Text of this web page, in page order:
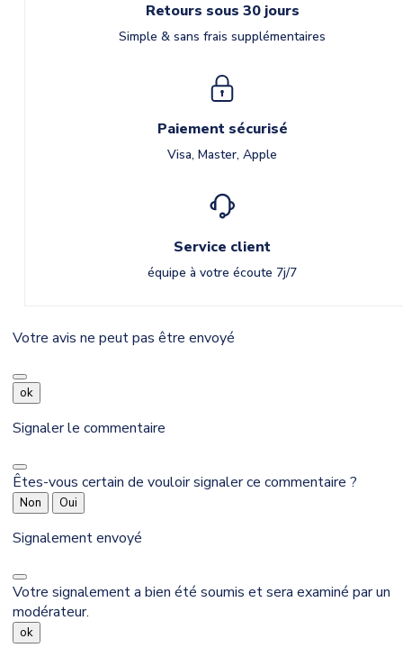
Retours sous 30 jours
Simple & sans frais supplémentaires
Paiement sécurisé
Visa, Master, Apple
Service client
équipe à votre écoute 7j/7
Votre avis ne peut pas être envoyé
ok
Signaler le commentaire
Êtes-vous certain de vouloir signaler ce commentaire ?
Non Oui
Signalement envoyé
Votre signalement a bien été soumis et sera examiné par un
modérateur.
ok